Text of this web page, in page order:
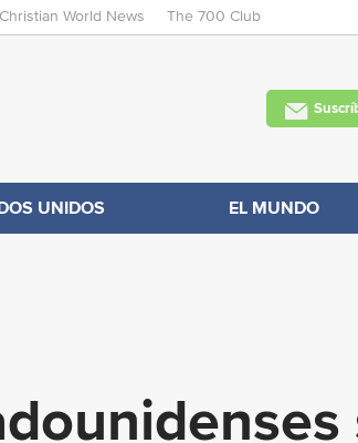
Skip
Christian World News The 700 Club
UNIDOS EL MUNDO